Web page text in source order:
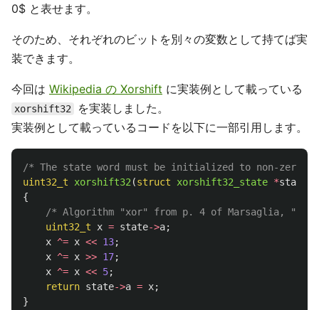
0$ と表せます。
そのため、それぞれのビットを別々の変数として持てば実
装できます。
今回は Wikipedia の Xorshift に実装例として載っている
xorshift32
を実装しました。
実装例として載っているコードを以下に一部引用します。
/* The state word must be initialized to non-zero */
uint32_t
xorshift32 (struct xorshift32_state *state
{
/* Algorithm "xor" from p. 4 of Marsaglia,
uint32_t
x = state->a;
x ^= x << 13;
x ^= x >> 17;
x ^= x << 5;
return state->a = x;
}